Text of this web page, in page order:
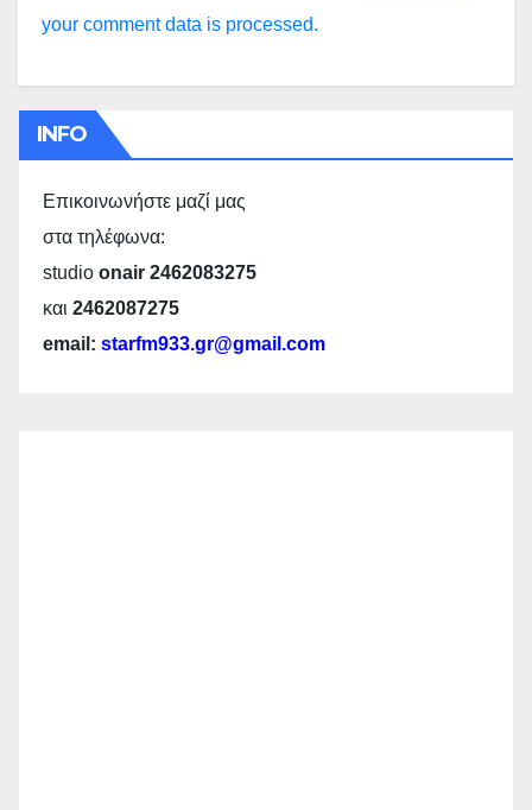
your comment data is processed.
INFO
Επικοινωνήστε μαζί μας
στα τηλέφωνα:
studio onair 2462083275
και 2462087275
email: starfm933.gr@gmail.com